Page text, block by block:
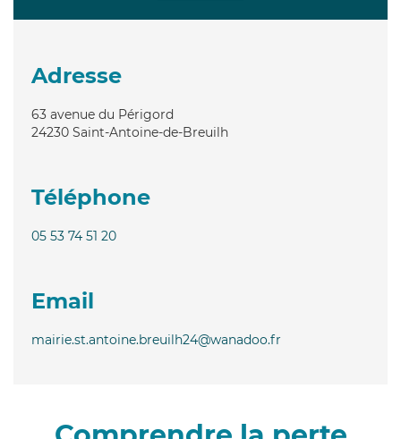
Adresse
63 avenue du Périgord
24230 Saint-Antoine-de-Breuilh
Téléphone
05 53 74 51 20
Email
mairie.st.antoine.breuilh24@wanadoo.fr